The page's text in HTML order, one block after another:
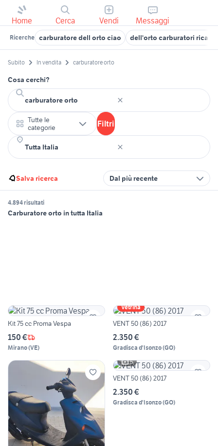
Home Cerca Vendi Messaggi
Ricerche carburatore dell orto ciao dell'orto carburatori
Subito In vendita carburatore orto
Cosa cerchi?
Tutte le
categorie
Filtri
Salva ricerca Dal più recente
4.894 risultati
Carburatore orto in tutta Italia
Kit 75 cc Proma Vespa
150 €
Mirano(VE)
Vetrina
VENT 50 (86) 2017
2.350 €
Gradisca d'Isonzo(GO)
5
VENT 50 (86) 2017
2.350 €
Gradisca d'Isonzo(GO)